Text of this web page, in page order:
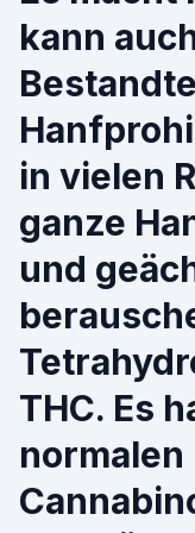
kann
in vielen
ganze
und
THC. Es
normalen